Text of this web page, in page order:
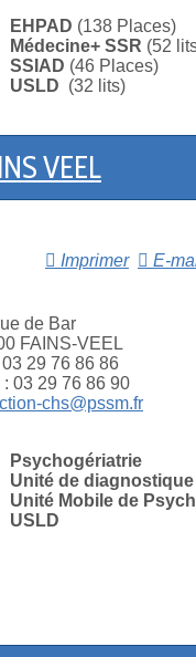
EHPAD (138 Places)
Médecine+ SSR (52
SSIAD (46 Places)
USLD (32 lits)
VEEL
Imprimer
E-
de Bar
FAINS-VEEL
03 29 76 86 86
03 29 76 86 90
chs@pssm.fr
Psychogériatrie
Unité de
Unité Mobile de
USLD